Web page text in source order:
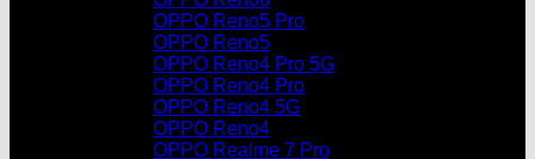
OPPO Reno5 Pro
OPPO Reno5
OPPO Reno4 Pro 5G
OPPO Reno4 Pro
OPPO Reno4 5G
OPPO Reno4
OPPO Realme 7 Pro